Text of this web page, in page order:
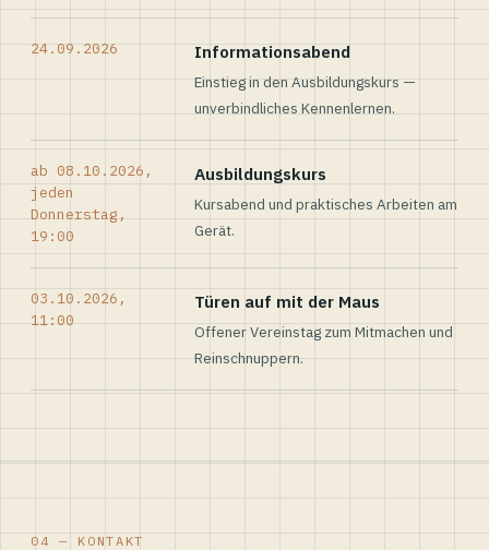
24.09.2026 Informationsabend
Einstieg in den Ausbildungskurs —
unverbindliches Kennenlernen.
ab 08.10.2026,
jeden
Donnerstag,
19:00
Ausbildungskurs
Kursabend und praktisches Arbeiten am
Gerät.
03.10.2026,
11:00
Türen auf mit der Maus
Offener Vereinstag zum Mitmachen und
Reinschnuppern.
04 — KONTAKT